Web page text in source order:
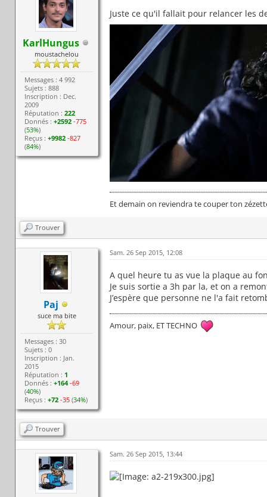
KarlHungus
moustachelou
Messages : 4 992
Sujets : 888
Inscription : Dec.
2009
Réputation :222
Donnés :+2592 -775
(53%)
Reçus :+9982 -827
(84%)
Juste ce qu'il fallait pour relancer les
Et demain on reviendra te couper ton
Trouver
Paj
suce ma bite
Messages : 30
Sujets : 0
Inscription : Jan.
2015
Réputation : 1
Donnés :+164 -69
(40%)
Reçus :+72 -35 (34%)
Sam. 26 Sep 2015, 12:08
A quel heure tu as vue la plaque au
Je suis sortie a 3h par la, et on a
J’espère que personne ne l'a fait
Amour, paix, ET TECHNO
Trouver
Sam. 26 Sep 2015, 13:44